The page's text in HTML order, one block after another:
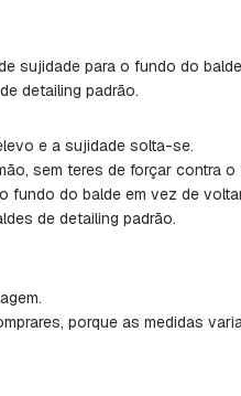
sujidade para o fundo do
detailing padrão.
e a sujidade solta-se.
sem teres de forçar contra o
fundo do balde em vez de
de detailing padrão.
porque as medidas